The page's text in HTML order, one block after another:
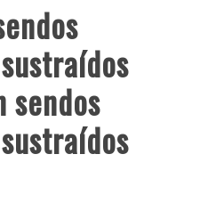
sendos